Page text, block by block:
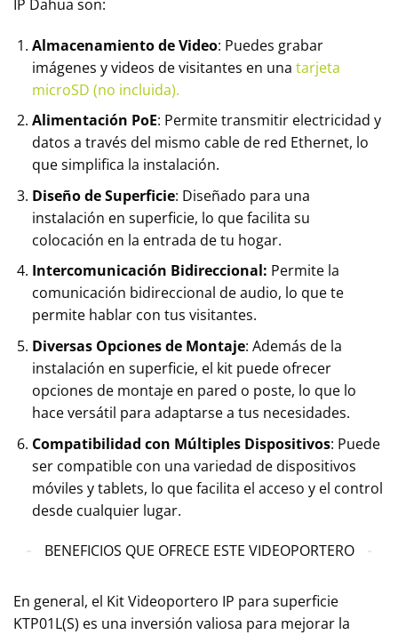
IP Dahua son:
Almacenamiento de Video: Puedes grabar
imágenes y videos de visitantes en una tarjeta
microSD (no incluida).
Alimentación PoE: Permite transmitir electricidad y
datos a través del mismo cable de red Ethernet, lo
que simplifica la instalación.
Diseño de Superficie: Diseñado para una
instalación en superficie, lo que facilita su
colocación en la entrada de tu hogar.
Intercomunicación Bidireccional: Permite la
comunicación bidireccional de audio, lo que te
permite hablar con tus visitantes.
Diversas Opciones de Montaje: Además de la
instalación en superficie, el kit puede ofrecer
opciones de montaje en pared o poste, lo que lo
hace versátil para adaptarse a tus necesidades.
Compatibilidad con Múltiples Dispositivos: Puede
ser compatible con una variedad de dispositivos
móviles y tablets, lo que facilita el acceso y el control
desde cualquier lugar.
BENEFICIOS QUE OFRECE ESTE VIDEOPORTERO
En general, el Kit Videoportero IP para superficie
KTP01L(S) es una inversión valiosa para mejorar la